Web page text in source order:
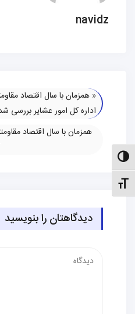
حالت کنتراست بالا
تنظیم اندازهٔ فونت
navidz
« همزمان با سال اقتصاد
اداره کل امور عشایر بررسی
همزمان با سال اقتصاد
دیدگاهتان را بنویسید